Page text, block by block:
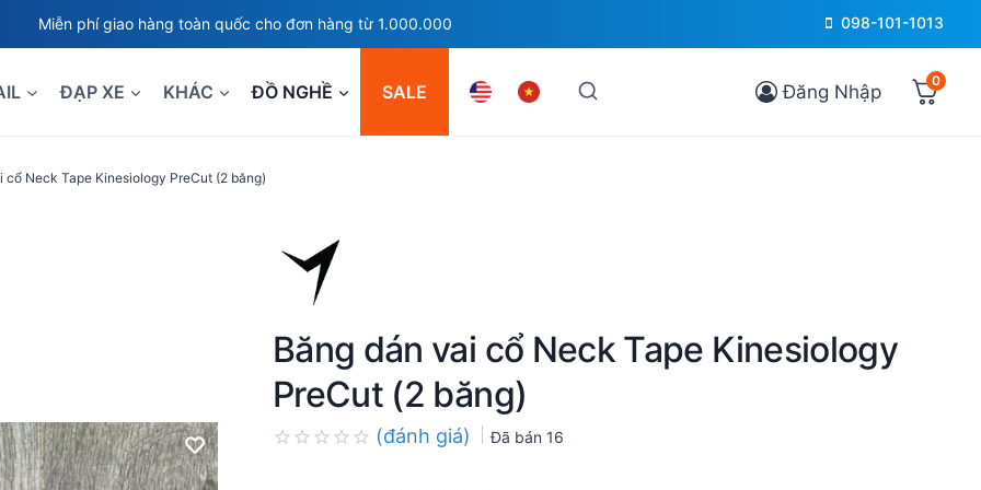
Miễn phí giao hàng toàn quốc cho đơn hàng từ 1.000.000 098-101-1013
ĐẠP XE KHÁC ĐỒ NGHỀ SALE Đăng Nhập 0
cổ Neck Tape Kinesiology PreCut (2 băng)
Băng dán vai cổ Neck Tape Kinesiology
PreCut (2 băng)
(đánh giá) Đã bán 16